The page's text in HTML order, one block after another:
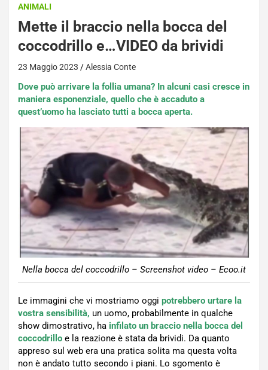
ANIMALI
Mette il braccio nella bocca del
coccodrillo e…VIDEO da brividi
23 Maggio 2023 Alessia Conte
Dove può arrivare la follia umana? In alcuni casi cresce in
maniera esponenziale, quello che è accaduto a
quest’uomo ha lasciato tutti a bocca aperta.
Nella bocca del coccodrillo – Screenshot video – Ecoo.it
Le immagini che vi mostriamo oggi potrebbero urtare la
vostra sensibilità, un uomo, probabilmente in qualche
show dimostrativo, ha infilato un braccio nella bocca del
coccodrillo e la reazione è stata da brividi. Da quanto
appreso sul web era una pratica solita ma questa volta
non è andato tutto secondo i piani. Lo sgomento è